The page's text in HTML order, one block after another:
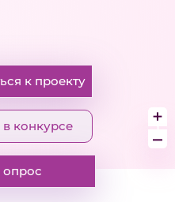
к проекту
в конкурсе
опрос
+
–